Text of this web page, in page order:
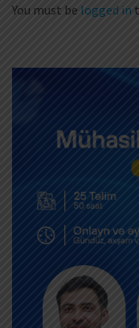
You must be logged in